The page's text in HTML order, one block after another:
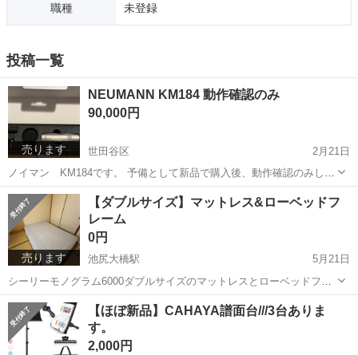
職種 未登録
投稿一覧
売ります
NEUMANN KM184 動作確認のみ
90,000円
世田谷区
2月21日
ノイマン KM184です。 予備として新品で購入後、動作確認のみした
状態ですのでほぼ未使用品です。 デシケーターに入れて保管してまし
た。 説明書等含め全ての同胞物があります。 現金のみのお取引となり
ます。 ご検討よろし...
東京 世田谷区 エフェクター、PA機器
売ります
【ダブルサイズ】マットレス&ローベッドフ
レーム
0円
池尻大橋駅
5月21日
シーリーモノグラム6000ダブルサイズのマットレスとローベッドフレ
ームです。 早く取りに来てくれるかたを優先したいと思ってます。 よ
ろしくお願い致します。
東京 世田谷区 池尻大橋駅 ローベッドフレーム
【ほぼ新品】CAHAYA譜面台///3台ありま
す。
2,000円